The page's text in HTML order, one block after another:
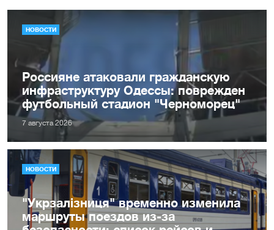
НОВОСТИ
Россияне атаковали гражданскую
инфраструктуру Одессы: поврежден
футбольный стадион "Черноморец"
7 августа 2026
НОВОСТИ
"Укрзалізниця" временно изменила
маршруты поездов из-за